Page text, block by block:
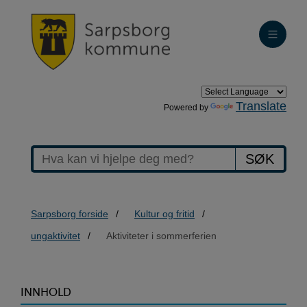
Powered by Translate
SØK
Sarpsborg forside
Kultur og fritid
ungaktivitet
Aktiviteter i sommerferien
>Aktiviteter
INNHOLD